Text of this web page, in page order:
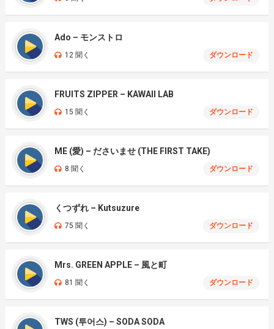
Ado – モンストロ
12 聞く ダウンロード
FRUITS ZIPPER – KAWAII LAB
15 聞く ダウンロード
ME (愛) – ださいませ (THE FIRST TAKE)
8 聞く ダウンロード
くつずれ – Kutsuzure
75 聞く ダウンロード
Mrs. GREEN APPLE – 風と町
81 聞く ダウンロード
TWS (투어스) – SODA SODA